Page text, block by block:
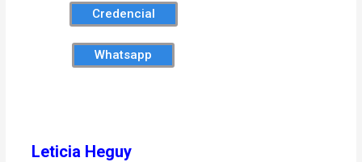
Credencial
Whatsapp
Leticia Heguy